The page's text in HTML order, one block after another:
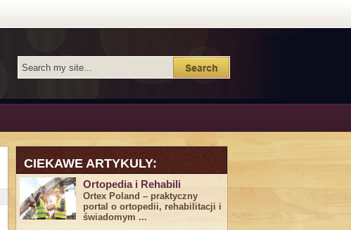
CIEKAWE ARTYKULY:
Ortopedia i Rehabili
Ortex Poland – praktyczny
portal o ortopedii, rehabilitacji i
świadomym ...